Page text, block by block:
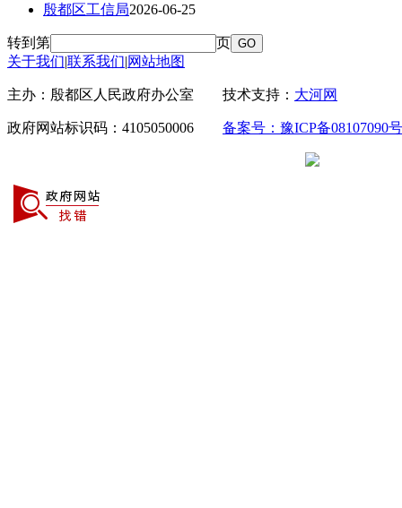
殷都区工信局2026-06-25
转到第
页
关于我们|联系我们|网站地图
主办：殷都区人民政府办公室 技术支持： 大河网
政府网站标识码：4105050006 备案号：豫ICP备08107090